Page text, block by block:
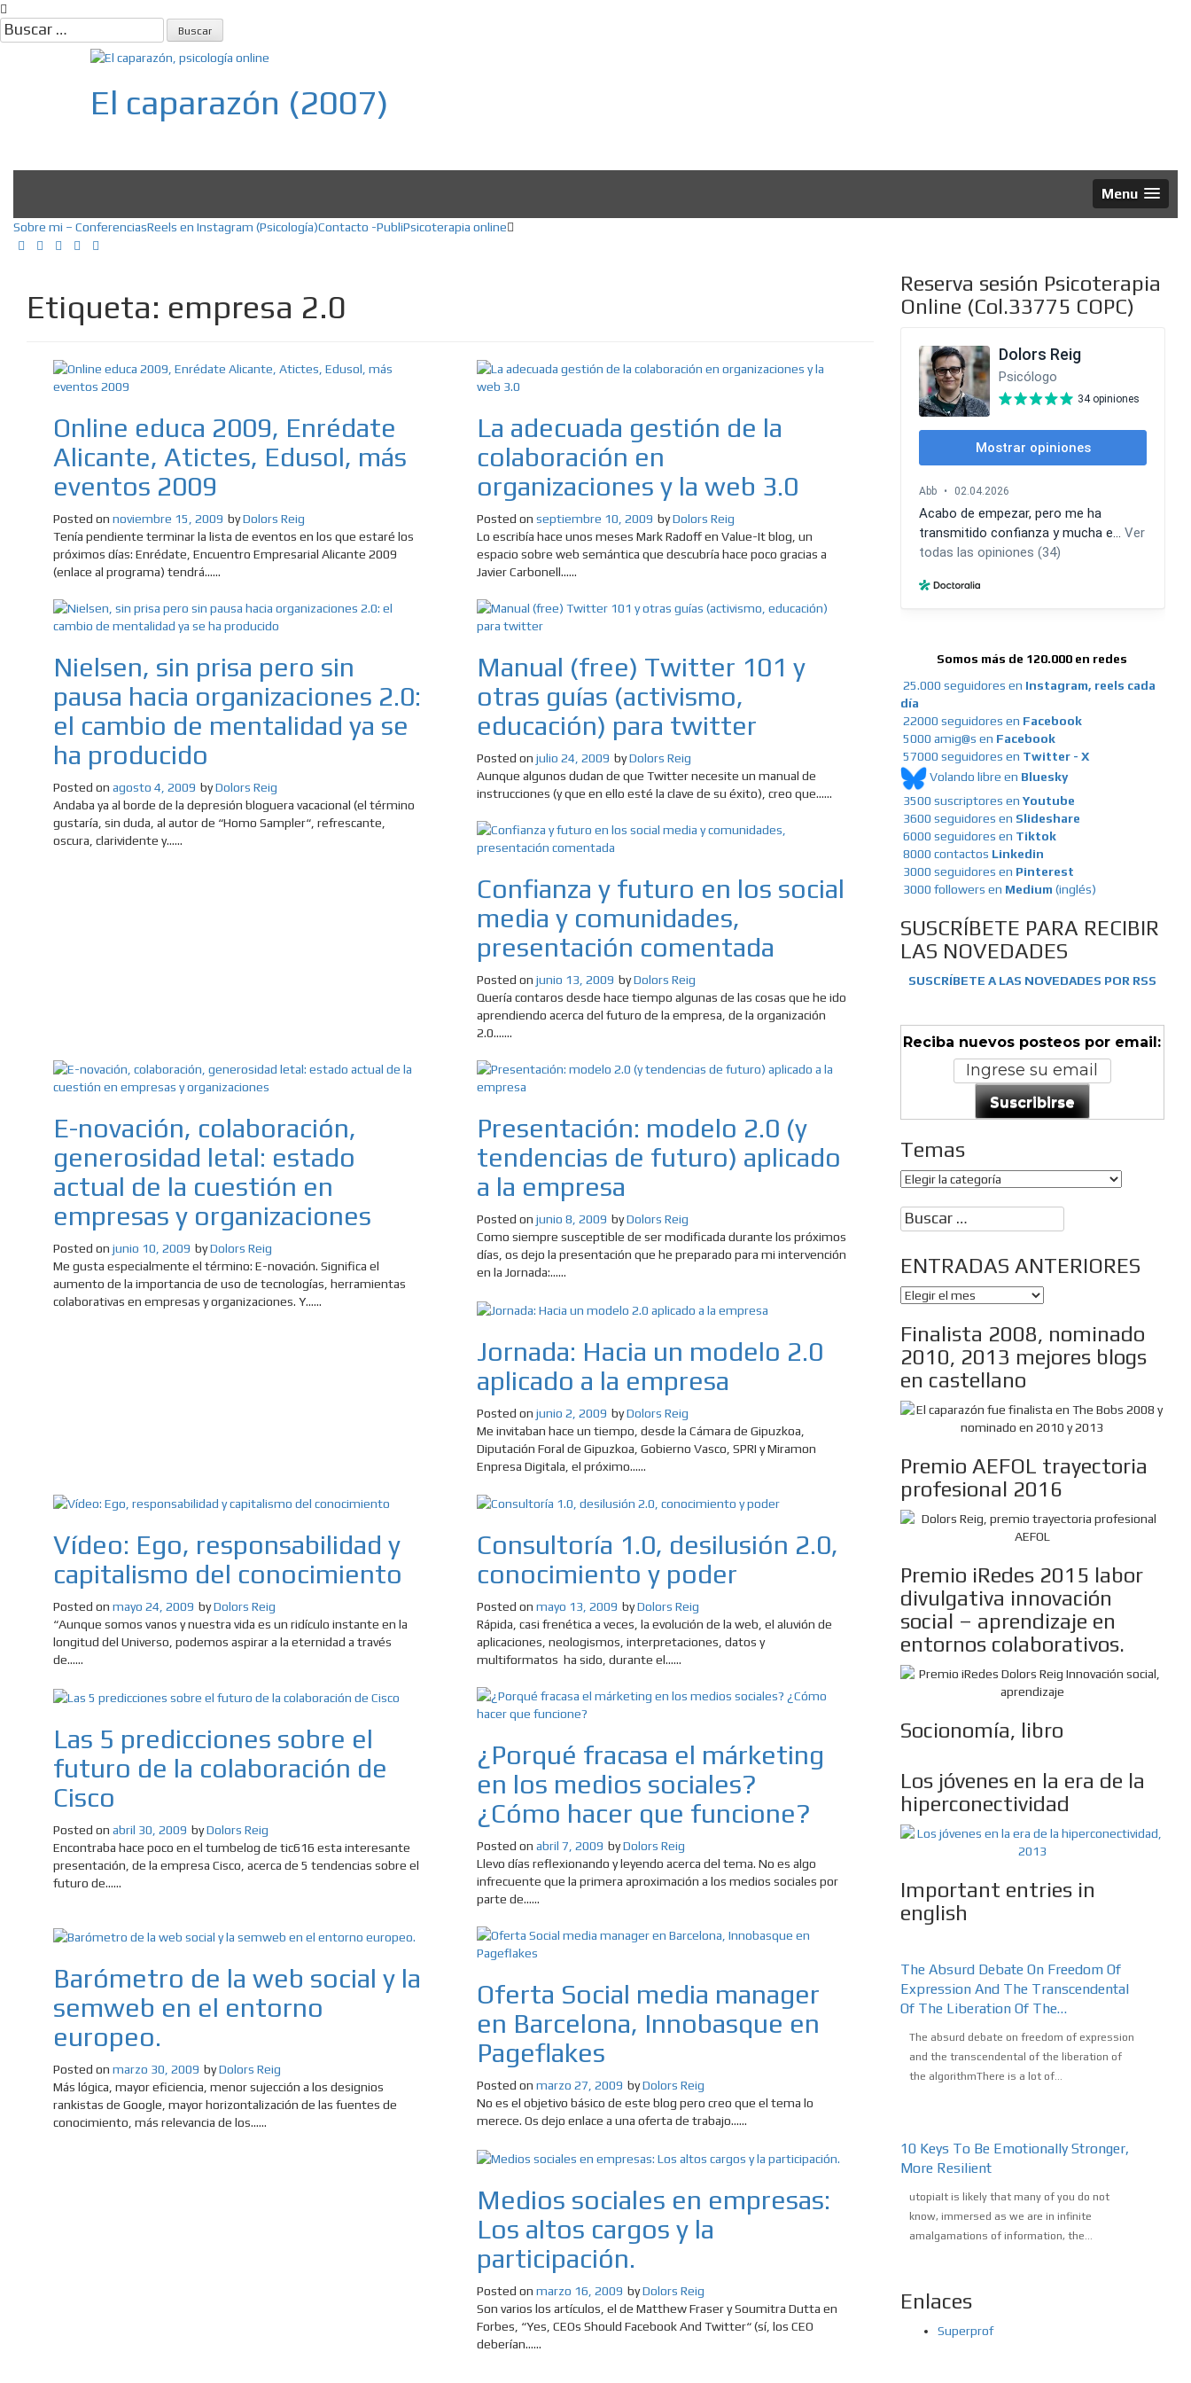
Skip
to
content
Buscar:
El caparazón (2007)
Menu
Sobre mi – ConferenciasReels en Instagram (Psicología)Contacto -PubliPsicoterapia online
Etiqueta: empresa 2.0
Online educa 2009, Enrédate
Alicante, Atictes, Edusol, más
eventos 2009
Posted on noviembre 15, 2009 byDolors Reig
Tenía pendiente terminar la lista de eventos en los que estaré los
próximos días: Enrédate, Encuentro Empresarial Alicante 2009
(enlace al programa) tendrá......
La adecuada gestión de la
colaboración en
organizaciones y la web 3.0
Posted on septiembre 10, 2009 byDolors Reig
Lo escribía hace unos meses Mark Radoff en Value-It blog, un
espacio sobre web semántica que descubría hace poco gracias a
Javier Carbonell......
Nielsen, sin prisa pero sin
pausa hacia organizaciones 2.0:
el cambio de mentalidad ya se
ha producido
Posted on agosto 4, 2009 byDolors Reig
Andaba ya al borde de la depresión bloguera vacacional (el término
gustaría, sin duda, al autor de “Homo Sampler“, refrescante,
oscura, clarividente y......
Manual (free) Twitter 101 y
otras guías (activismo,
educación) para twitter
Posted on julio 24, 2009 byDolors Reig
Aunque algunos dudan de que Twitter necesite un manual de
instrucciones (y que en ello esté la clave de su éxito), creo que......
Confianza y futuro en los social
media y comunidades,
presentación comentada
Posted on junio 13, 2009 byDolors Reig
Quería contaros desde hace tiempo algunas de las cosas que he ido
aprendiendo acerca del futuro de la empresa, de la organización
2.0.......
E-novación, colaboración,
generosidad letal: estado
actual de la cuestión en
empresas y organizaciones
Posted on junio 10, 2009 byDolors Reig
Me gusta especialmente el término: E-novación. Significa el
aumento de la importancia de uso de tecnologías, herramientas
colaborativas en empresas y organizaciones. Y......
Presentación: modelo 2.0 (y
tendencias de futuro) aplicado
a la empresa
Posted on junio 8, 2009 byDolors Reig
Como siempre susceptible de ser modificada durante los próximos
días, os dejo la presentación que he preparado para mi intervención
en la Jornada:......
Jornada: Hacia un modelo 2.0
aplicado a la empresa
Posted on junio 2, 2009 byDolors Reig
Me invitaban hace un tiempo, desde la Cámara de Gipuzkoa,
Diputación Foral de Gipuzkoa, Gobierno Vasco, SPRI y Miramon
Enpresa Digitala, el próximo......
Vídeo: Ego, responsabilidad y
capitalismo del conocimiento
Posted on mayo 24, 2009 byDolors Reig
“Aunque somos vanos y nuestra vida es un ridículo instante en la
longitud del Universo, podemos aspirar a la eternidad a través
de......
Consultoría 1.0, desilusión 2.0,
conocimiento y poder
Posted on mayo 13, 2009 byDolors Reig
Rápida, casi frenética a veces, la evolución de la web, el aluvión de
aplicaciones, neologismos, interpretaciones, datos y
multiformatos ha sido, durante el......
Las 5 predicciones sobre el
futuro de la colaboración de
Cisco
Posted on abril 30, 2009 byDolors Reig
Encontraba hace poco en el tumbelog de tic616 esta interesante
presentación, de la empresa Cisco, acerca de 5 tendencias sobre el
futuro de......
¿Porqué fracasa el márketing
en los medios sociales?
¿Cómo hacer que funcione?
Posted on abril 7, 2009 byDolors Reig
Llevo días reflexionando y leyendo acerca del tema. No es algo
infrecuente que la primera aproximación a los medios sociales por
parte de......
Barómetro de la web social y la
semweb en el entorno
europeo.
Posted on marzo 30, 2009 byDolors Reig
Más lógica, mayor eficiencia, menor sujección a los designios
rankistas de Google, mayor horizontalización de las fuentes de
conocimiento, más relevancia de los......
Oferta Social media manager
en Barcelona, Innobasque en
Pageflakes
Posted on marzo 27, 2009 byDolors Reig
No es el objetivo básico de este blog pero creo que el tema lo
merece. Os dejo enlace a una oferta de trabajo......
Medios sociales en empresas:
Los altos cargos y la
participación.
Posted on marzo 16, 2009 byDolors Reig
Son varios los artículos, el de Matthew Fraser y Soumitra Dutta en
Forbes, “Yes, CEOs Should Facebook And Twitter“ (sí, los CEO
deberían......
Reserva sesión Psicoterapia
Online (Col.33775 COPC)
Somos más de 120.000 en redes
25.000 seguidores en Instagram, reels cada
día
22000 seguidores en Facebook
5000 amig@s en Facebook
57000 seguidores en Twitter - X
Volando libre en Bluesky
3500 suscriptores en Youtube
3600 seguidores en Slideshare
6000 seguidores en Tiktok
8000 contactos Linkedin
3000 seguidores en Pinterest
3000 followers en Medium (inglés)
SUSCRÍBETE PARA RECIBIR
LAS NOVEDADES
SUSCRÍBETE A LAS NOVEDADES POR RSS
Reciba nuevos posteos por email:
Suscribirse
Temas
Temas
Buscar:
ENTRADAS ANTERIORES
ENTRADAS
Finalista 2008, nominado
2010, 2013 mejores blogs
en castellano
Premio AEFOL trayectoria
profesional 2016
Premio iRedes 2015 labor
divulgativa innovación
social – aprendizaje en
entornos colaborativos.
Socionomía, libro
Los jóvenes en la era de la
hiperconectividad
Important entries in
english
The Absurd Debate On Freedom Of
Expression And The Transcendental
Of The Liberation Of The…
The absurd debate on freedom of expression
and the transcendental of the liberation of
the algorithmThere is a lot of...
10 Keys To Be Emotionally Stronger,
More Resilient
utopiaIt is likely that many of you do not
know, immersed as we are in infinite
amalgamations of information, the...
Enlaces
Superprof